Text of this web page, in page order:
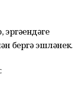
бергә эшләнек.